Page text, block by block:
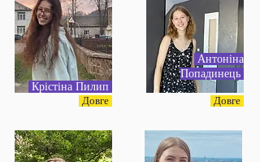
Довге
Крістіна Пилип
Довге
Антоніна
Попадинець